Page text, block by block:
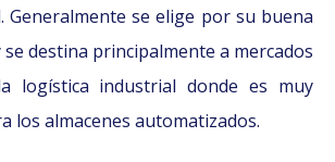
Generalmente se elige por su buena
destina principalmente a mercados
logística industrial donde es muy
los almacenes automatizados.